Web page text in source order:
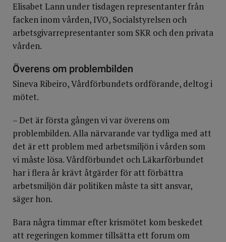
Elisabet Lann under tisdagen representanter från
facken inom vården, IVO, Socialstyrelsen och
arbetsgivarrepresentanter som SKR och den privata
vården.
Överens om problembilden
Sineva Ribeiro, Vårdförbundets ordförande, deltog i
mötet.
– Det är första gången vi var överens om
problembilden. Alla närvarande var tydliga med att
det är ett problem med arbetsmiljön i vården som
vi måste lösa. Vårdförbundet och Läkarförbundet
har i flera år krävt åtgärder för att förbättra
arbetsmiljön där politiken måste ta sitt ansvar,
säger hon.
Bara några timmar efter krismötet kom beskedet
att regeringen kommer tillsätta ett forum om